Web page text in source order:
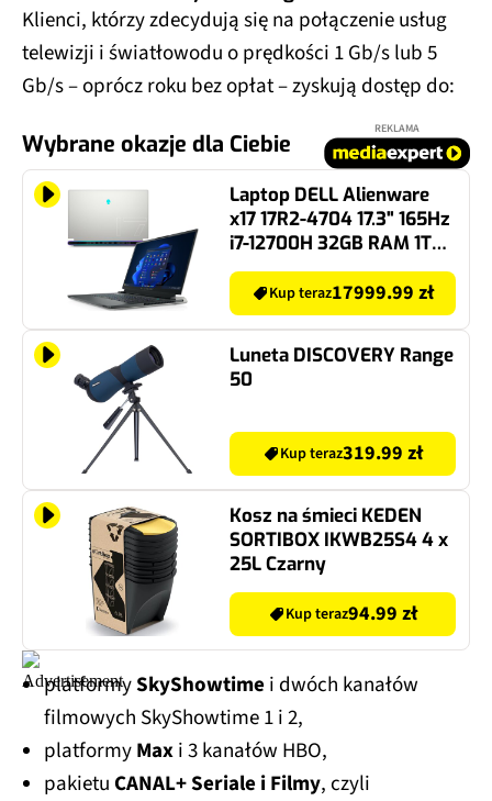
Klienci, którzy zdecydują się na połączenie usług
telewizji i światłowodu o prędkości 1 Gb/s lub 5
Gb/s – oprócz roku bez opłat – zyskują dostęp do:
Wybrane okazje dla Ciebie
REKLAMA
Laptop DELL Alienware
x17 17R2-4704 17.3" 165Hz
i7-12700H 32GB RAM 1TB
SSD GeForce RTX3080Ti
Windows 11 Home
Kup teraz17999.99 zł
Luneta DISCOVERY Range
50
Kup teraz319.99 zł
Kosz na śmieci KEDEN
SORTIBOX IKWB25S4 4 x
25L Czarny
Kup teraz94.99 zł
platformySkyShowtimei dwóch kanałów
filmowych SkyShowtime 1 i 2,
platformyMaxi 3 kanałów HBO,
pakietu CANAL+ Seriale i Filmy, czyli